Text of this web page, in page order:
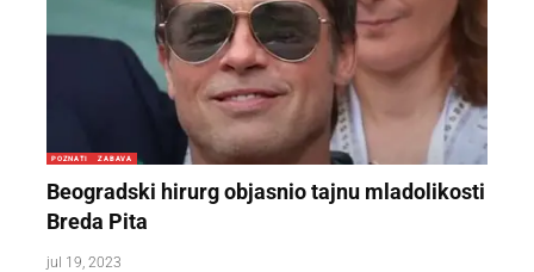
POZNATI ZABAVA
Beogradski hirurg objasnio tajnu mladolikosti
Breda Pita
jul 19, 2023